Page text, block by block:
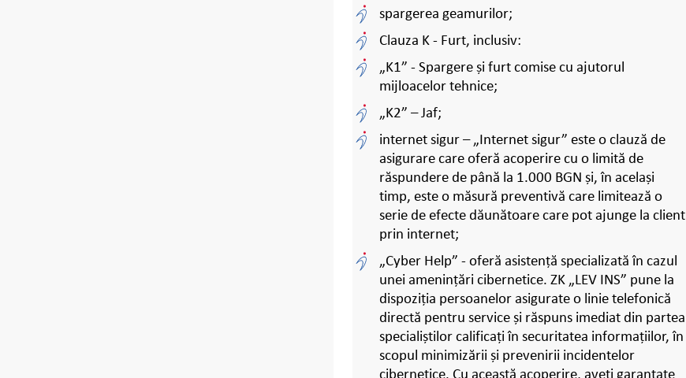
spargerea geamurilor;
Clauza K - Furt, inclusiv:
„K1” - Spargere și furt comise cu ajutorul
mijloacelor tehnice;
„K2” – Jaf;
internet sigur – „Internet sigur” este o clauză de
asigurare care oferă acoperire cu o limită de
răspundere de până la 1.000 BGN și, în același
timp, este o măsură preventivă care limitează o
serie de efecte dăunătoare care pot ajunge la client
prin internet;
„Cyber Help” - oferă asistență specializată în cazul
unei amenințări cibernetice. ZK „LEV INS” pune la
dispoziția persoanelor asigurate o linie telefonică
directă pentru service și răspuns imediat din partea
specialiștilor calificați în securitatea informațiilor, în
scopul minimizării și prevenirii incidentelor